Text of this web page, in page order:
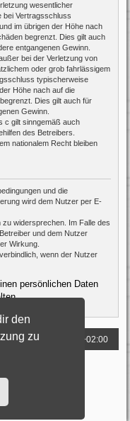
den
zu
wesentlicher
bei Vertragsschluss
im übrigen der Höhe nach
begrenzt. Dies gilt auch
entgangenen Gewinn.
bei der Verletzung von
oder grob fahrlässigem
typischerweise
Höhe nach auf die
Dies gilt auch für
Gewinn.
c gilt sinngemäß auch
des Betreibers.
nationalem Recht bleiben
und die
wird dem Nutzer per E-
widersprechen. Im Falle des
und dem Nutzer
Wirkung.
wenn der Nutzer
persönlichen Daten
Alle Zeiten sind UTC+02:00